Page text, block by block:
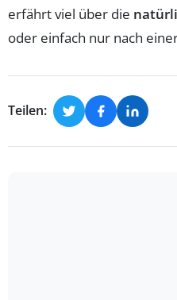
erfährt viel über die
oder einfach nur nach
Teilen: